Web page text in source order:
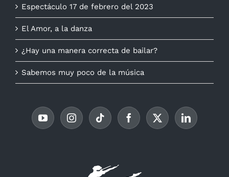
Espectáculo 17 de febrero del 2023
El Amor, a la danza
¿Hay una manera correcta de bailar?
Sabemos muy poco de la música